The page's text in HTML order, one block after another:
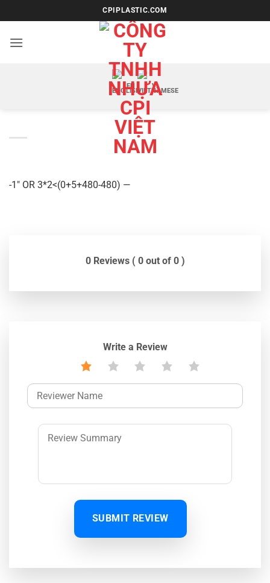
qua
nội
CPIPLASTIC.COM
EN VI
-1″ OR 3*2<(0+5+480-480) —
0 Reviews ( 0 out of 0 )
Write a Review
SUBMIT REVIEW